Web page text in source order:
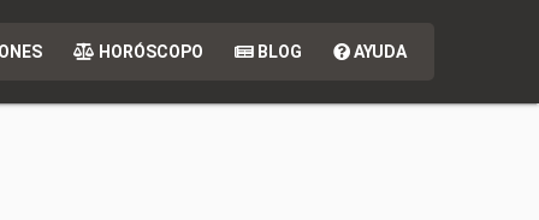
HORÓSCOPO BLOG AYUDA